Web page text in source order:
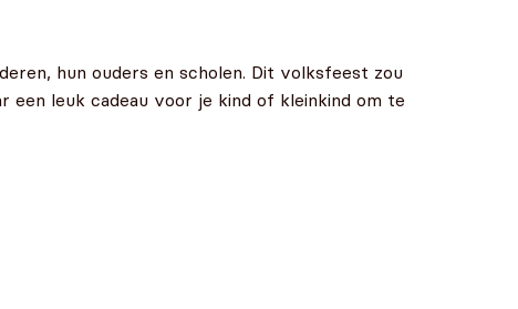
hun ouders en scholen. Dit volksfeest zou
een leuk cadeau voor je kind of kleinkind om te